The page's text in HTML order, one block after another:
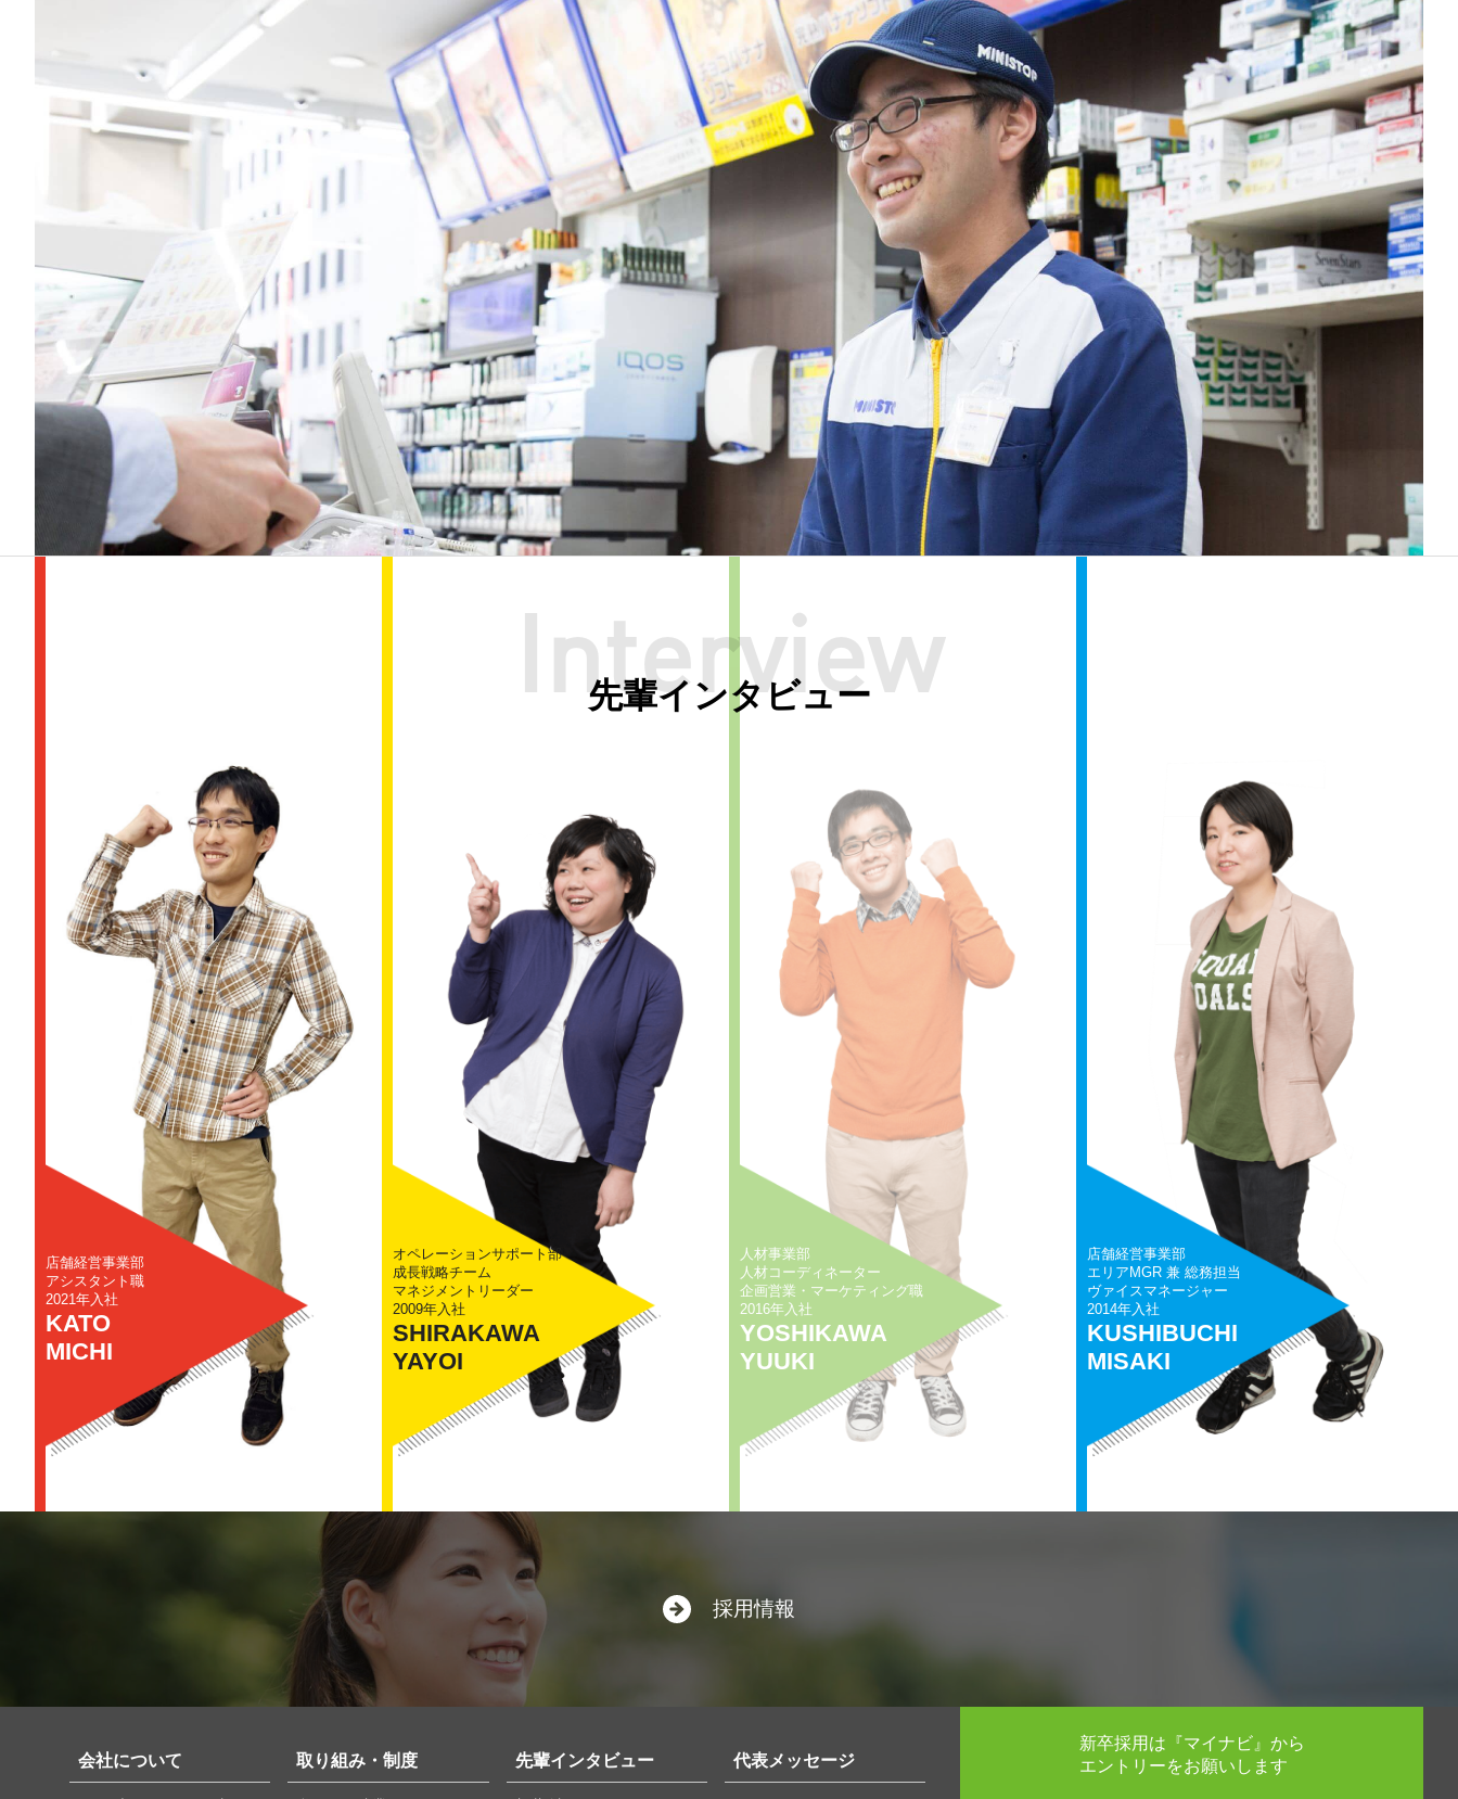
Interview
先輩インタビュー
店舗経営事業部
アシスタント職
2021年入社
KATO
MICHI
オペレーションサポート部
成長戦略チーム
マネジメントリーダー
2009年入社
SHIRAKAWA
YAYOI
人材事業部
人材コーディネーター
企画営業・マーケティング職
2016年入社
YOSHIKAWA
YUUKI
店舗経営事業部
エリアMGR 兼 総務担当
ヴァイスマネージャー
2014年入社
KUSHIBUCHI
MISAKI
採用情報
新卒採用は『マイナビ』から
エントリーをお願いします
会社について 取り組み・制度 先輩インタビュー 代表メッセージ